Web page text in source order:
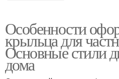
Особенности
крыльца для
Основные стили
дома